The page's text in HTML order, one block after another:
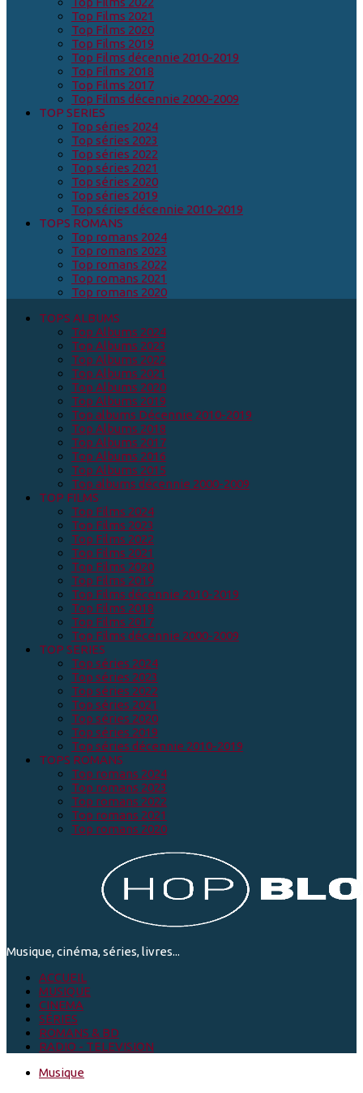
Top Films 2021
Top Films 2020
Top Films 2019
Top Films décennie 2010-2019
Top Films 2018
Top Films 2017
Top Films décennie 2000-2009
TOP SERIES
Top séries 2024
Top séries 2023
Top séries 2022
Top séries 2021
Top séries 2020
Top séries 2019
Top séries décennie 2010-2019
TOPS ROMANS
Top romans 2024
Top romans 2023
Top romans 2022
Top romans 2021
Top romans 2020
TOPS ALBUMS
Top Albums 2024
Top Albums 2023
Top Albums 2022
Top Albums 2021
Top Albums 2020
Top Albums 2019
Top albums Décennie 2010-2019
Top Albums 2018
Top Albums 2017
Top Albums 2016
Top Albums 2015
Top albums décennie 2000-2009
TOP FILMS
Top Films 2024
Top Films 2023
Top Films 2022
Top Films 2021
Top Films 2020
Top Films 2019
Top Films décennie 2010-2019
Top Films 2018
Top Films 2017
Top Films décennie 2000-2009
TOP SERIES
Top séries 2024
Top séries 2023
Top séries 2022
Top séries 2021
Top séries 2020
Top séries 2019
Top séries décennie 2010-2019
TOPS ROMANS
Top romans 2024
Top romans 2023
Top romans 2022
Top romans 2021
Top romans 2020
Musique, cinéma, séries, livres...
ACCUEIL
MUSIQUE
CINEMA
SÉRIES
ROMANS & BD
RADIO - TELEVISION
Musique